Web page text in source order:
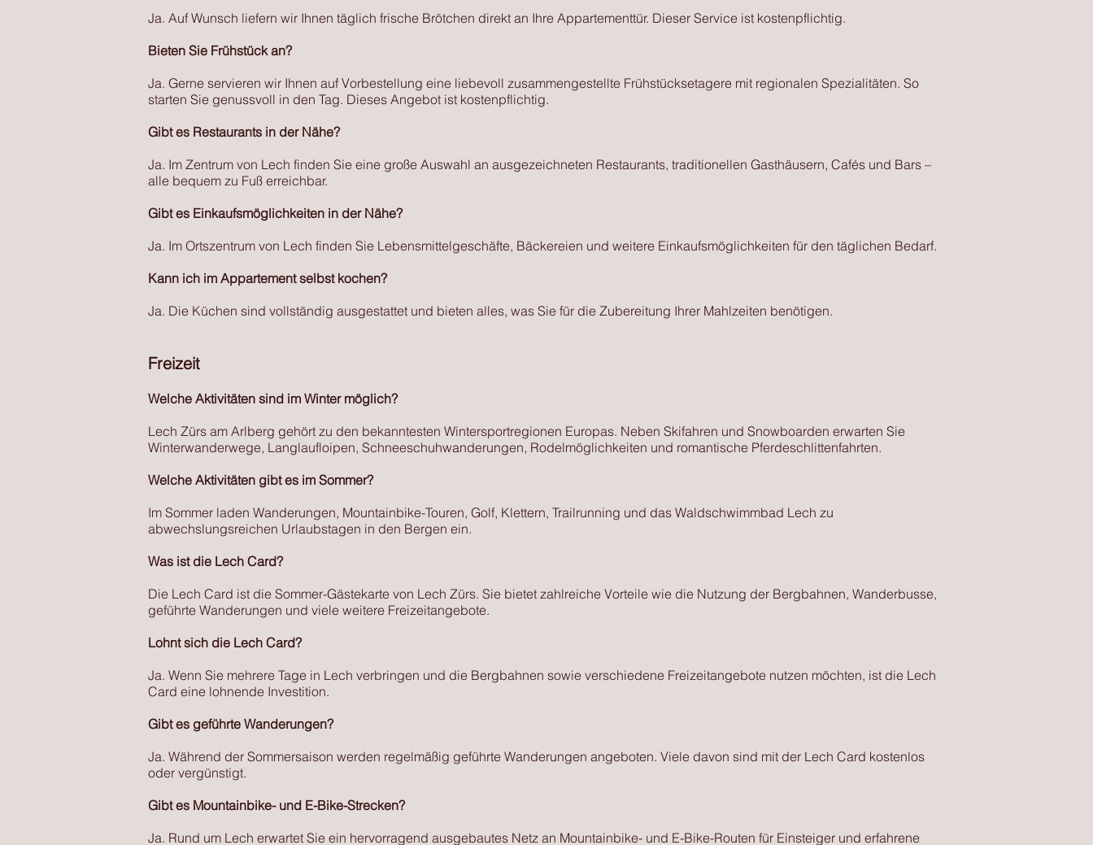
Ja. Auf Wunsch liefern wir Ihnen täglich frische Brötchen direkt an Ihre Appartementtür. Dieser Service ist kostenpflichtig.
Bieten Sie Frühstück an?
Ja. Gerne servieren wir Ihnen auf Vorbestellung eine liebevoll zusammengestellte Frühstücksetagere mit regionalen Spezialitäten. So
starten Sie genussvoll in den Tag. Dieses Angebot ist kostenpflichtig.
Gibt es Restaurants in der Nähe?
Ja. Im Zentrum von Lech finden Sie eine große Auswahl an ausgezeichneten Restaurants, traditionellen Gasthäusern, Cafés und Bars –
alle bequem zu Fuß erreichbar.
Gibt es Einkaufsmöglichkeiten in der Nähe?
Ja. Im Ortszentrum von Lech finden Sie Lebensmittelgeschäfte, Bäckereien und weitere Einkaufsmöglichkeiten für den täglichen Bedarf.
Kann ich im Appartement selbst kochen?
Ja. Die Küchen sind vollständig ausgestattet und bieten alles, was Sie für die Zubereitung Ihrer Mahlzeiten benötigen.
Freizeit
Welche Aktivitäten sind im Winter möglich?
Lech Zürs am Arlberg gehört zu den bekanntesten Wintersportregionen Europas. Neben Skifahren und Snowboarden erwarten Sie
Winterwanderwege, Langlaufloipen, Schneeschuhwanderungen, Rodelmöglichkeiten und romantische Pferdeschlittenfahrten.
Welche Aktivitäten gibt es im Sommer?
Im Sommer laden Wanderungen, Mountainbike-Touren, Golf, Klettern, Trailrunning und das Waldschwimmbad Lech zu
abwechslungsreichen Urlaubstagen in den Bergen ein.
Was ist die Lech Card?
Die Lech Card ist die Sommer-Gästekarte von Lech Zürs. Sie bietet zahlreiche Vorteile wie die Nutzung der Bergbahnen, Wanderbusse,
geführte Wanderungen und viele weitere Freizeitangebote.
Lohnt sich die Lech Card?
Ja. Wenn Sie mehrere Tage in Lech verbringen und die Bergbahnen sowie verschiedene Freizeitangebote nutzen möchten, ist die Lech
Card eine lohnende Investition.
Gibt es geführte Wanderungen?
Ja. Während der Sommersaison werden regelmäßig geführte Wanderungen angeboten. Viele davon sind mit der Lech Card kostenlos
oder vergünstigt.
Gibt es Mountainbike- und E-Bike-Strecken?
Ja. Rund um Lech erwartet Sie ein hervorragend ausgebautes Netz an Mountainbike- und E-Bike-Routen für Einsteiger und erfahrene